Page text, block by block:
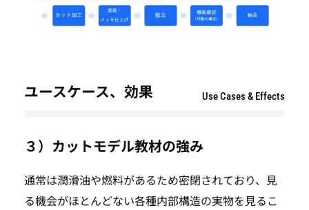
ユースケース、効果 Use Cases & Effects
３）カットモデル教材の強み
通常は潤滑油や燃料があるため密閉されており、見
る機会がほとんどない各種内部構造の実物を見るこ